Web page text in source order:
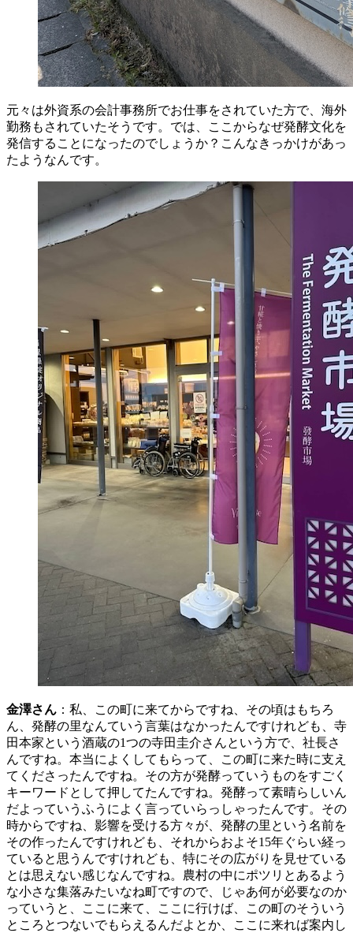
元々は外資系の会計事務所でお仕事をされていた方で、海外
勤務もされていたそうです。では、ここからなぜ発酵文化を
発信することになったのでしょうか？こんなきっかけがあっ
たようなんです。
金澤さん ：私、この町に来てからですね、その頃はもちろ
ん、発酵の里なんていう言葉はなかったんですけれども、寺
田本家という酒蔵の1つの寺田圭介さんという方で、社長さ
んですね。本当によくしてもらって、この町に来た時に支え
てくださったんですね。その方が発酵っていうものをすごく
キーワードとして押してたんですね。発酵って素晴らしいん
だよっていうふうによく言っていらっしゃったんです。その
時からですね、影響を受ける方々が、発酵の里という名前を
その作ったんですけれども、それからおよそ15年ぐらい経っ
ていると思うんですけれども、特にその広がりを見せている
とは思えない感じなんですね。農村の中にポツリとあるよう
な小さな集落みたいなね町ですので、じゃあ何が必要なのか
っていうと、ここに来て、ここに行けば、この町のそういう
ところとつないでもらえるんだよとか、ここに来れば案内し